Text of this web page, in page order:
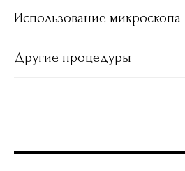
Использование микроскопа
Другие процедуры